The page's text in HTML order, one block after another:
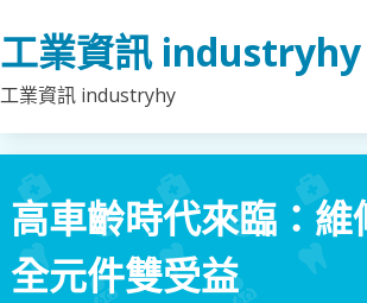
to
content
工業資訊 industryhy
工業資訊 industryhy
高車齡時代來臨：
全元件雙受益